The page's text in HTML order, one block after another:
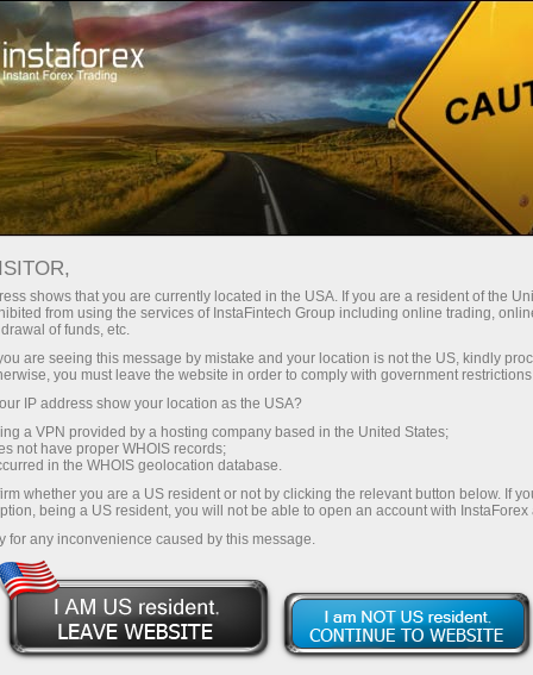
مشاريع انستافوركس الترويجية
مشاريع انستافوركس
الترويجية
في صفحة الويب هذه ، يمكن للعملاء التعرف على
العديد من مشروعات إنستافوركس الترويجية التي قد
تهمهم. يمكنهم أيضًا العثور على مزيد من المعلومات
حول نشاط شركتنا ، والمشاريع الترويجية الحصرية ،
وقواعد المشاركة الخاصة بالعروض الترويجية
والمسابقات المختلفة.
shows that you are currently located in the USA. If you are a resident of the
from using the services of InstaFintech Group including online trading,
of funds, etc.
are seeing this message by mistake and your location is not the US, kindly
you must leave the website in order to comply with government
IP address show your location as the USA?
a VPN provided by a hosting company based in the United States;
not have proper WHOIS records;
in the WHOIS geolocation database.
whether you are a US resident or not by clicking the relevant button below. If
being a US resident, you will not be able to open an account with InstaForex
for any inconvenience caused by this message.